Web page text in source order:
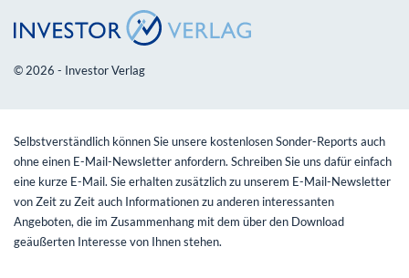
© 2026 - Investor Verlag
Selbstverständlich können Sie unsere kostenlosen Sonder-Reports auch
ohne einen E-Mail-Newsletter anfordern. Schreiben Sie uns dafür einfach
eine kurze E-Mail. Sie erhalten zusätzlich zu unserem E-Mail-Newsletter
von Zeit zu Zeit auch Informationen zu anderen interessanten
Angeboten, die im Zusammenhang mit dem über den Download
geäußerten Interesse von Ihnen stehen.